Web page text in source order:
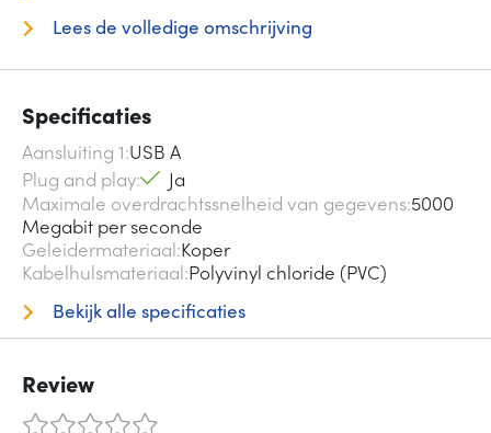
Lees de volledige omschrijving
Specificaties
Aansluiting 1 USB A
Plug and play
Ja
Maximale overdrachtssnelheid van gegevens 5000
Megabit per seconde
Geleidermateriaal Koper
Kabelhulsmateriaal Polyvinyl chloride (PVC)
Bekijk alle specificaties
Review